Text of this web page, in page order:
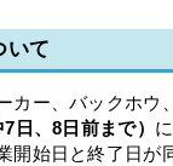
いて
カー、バックホウ
日、8日前まで）
開始日と終了日が